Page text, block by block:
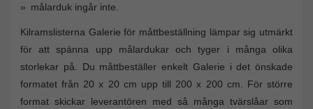
målarduk ingår inte.
Kilramslisterna Galerie för måttbeställning lämpar sig utmärkt
för att spänna upp målardukar och tyger i många olika
storlekar på. Du måttbeställer enkelt Galerie i det önskade
formatet från 20 x 20 cm upp till 200 x 200 cm. För större
format skickar leverantören med så många tvärslåar som